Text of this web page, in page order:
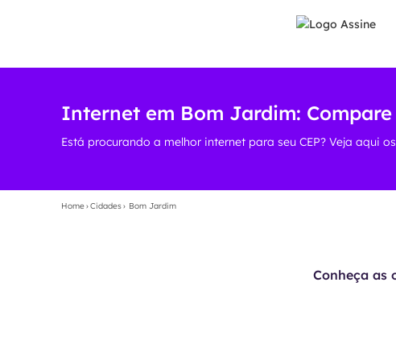
Internet em Bom Jardim:
Está procurando a melhor internet para seu CEP? Veja aqui
Home›Cidades› Bom Jardim
Conheça as